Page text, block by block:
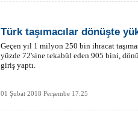
Türk taşımacılar dönüşte
Geçen yıl 1 milyon 250 bin ihracat
yüzde 72'sine tekabül eden 905 bini,
giriş yaptı.
01 Şubat 2018 Perşembe 17:25